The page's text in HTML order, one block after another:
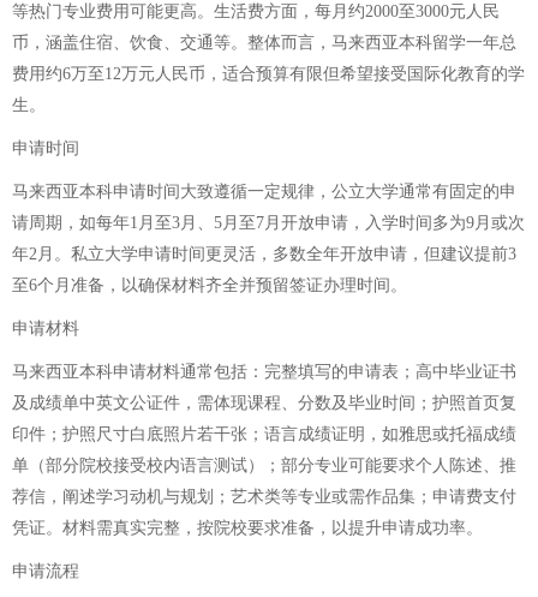
等热门专业费用可能更高。生活费方面，每月约2000至3000元人民
币，涵盖住宿、饮食、交通等。整体而言，马来西亚本科留学一年总
费用约6万至12万元人民币，适合预算有限但希望接受国际化教育的学
生。
申请时间
马来西亚本科申请时间大致遵循一定规律，公立大学通常有固定的申
请周期，如每年1月至3月、5月至7月开放申请，入学时间多为9月或次
年2月。私立大学申请时间更灵活，多数全年开放申请，但建议提前3
至6个月准备，以确保材料齐全并预留签证办理时间。
申请材料
马来西亚本科申请材料通常包括：完整填写的申请表；高中毕业证书
及成绩单中英文公证件，需体现课程、分数及毕业时间；护照首页复
印件；护照尺寸白底照片若干张；语言成绩证明，如雅思或托福成绩
单（部分院校接受校内语言测试）；部分专业可能要求个人陈述、推
荐信，阐述学习动机与规划；艺术类等专业或需作品集；申请费支付
凭证。材料需真实完整，按院校要求准备，以提升申请成功率。
申请流程